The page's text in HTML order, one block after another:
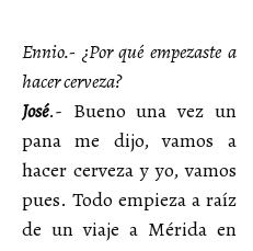
Ennio.- ¿Por qué empezaste a
hacer cerveza?
José.- Bueno una vez un
pana me dijo, vamos a
hacer cerveza y yo, vamos
pues. Todo empieza a raíz
de un viaje a Mérida en